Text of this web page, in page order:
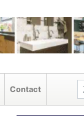
Contact